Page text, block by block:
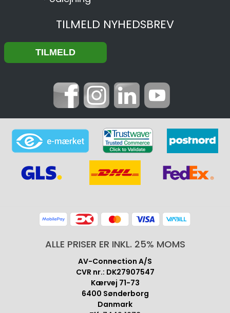
TILMELD NYHEDSBREV
ALLE PRISER ER INKL. 25% MOMS
AV-Connection A/S
CVR nr.: DK27907547
Kærvej 71-73
6400 Sønderborg
Danmark